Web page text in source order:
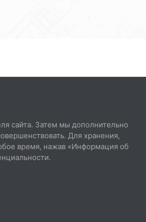
сайта. Затем мы дополнительно
Для хранения,
время, нажав «Информация об